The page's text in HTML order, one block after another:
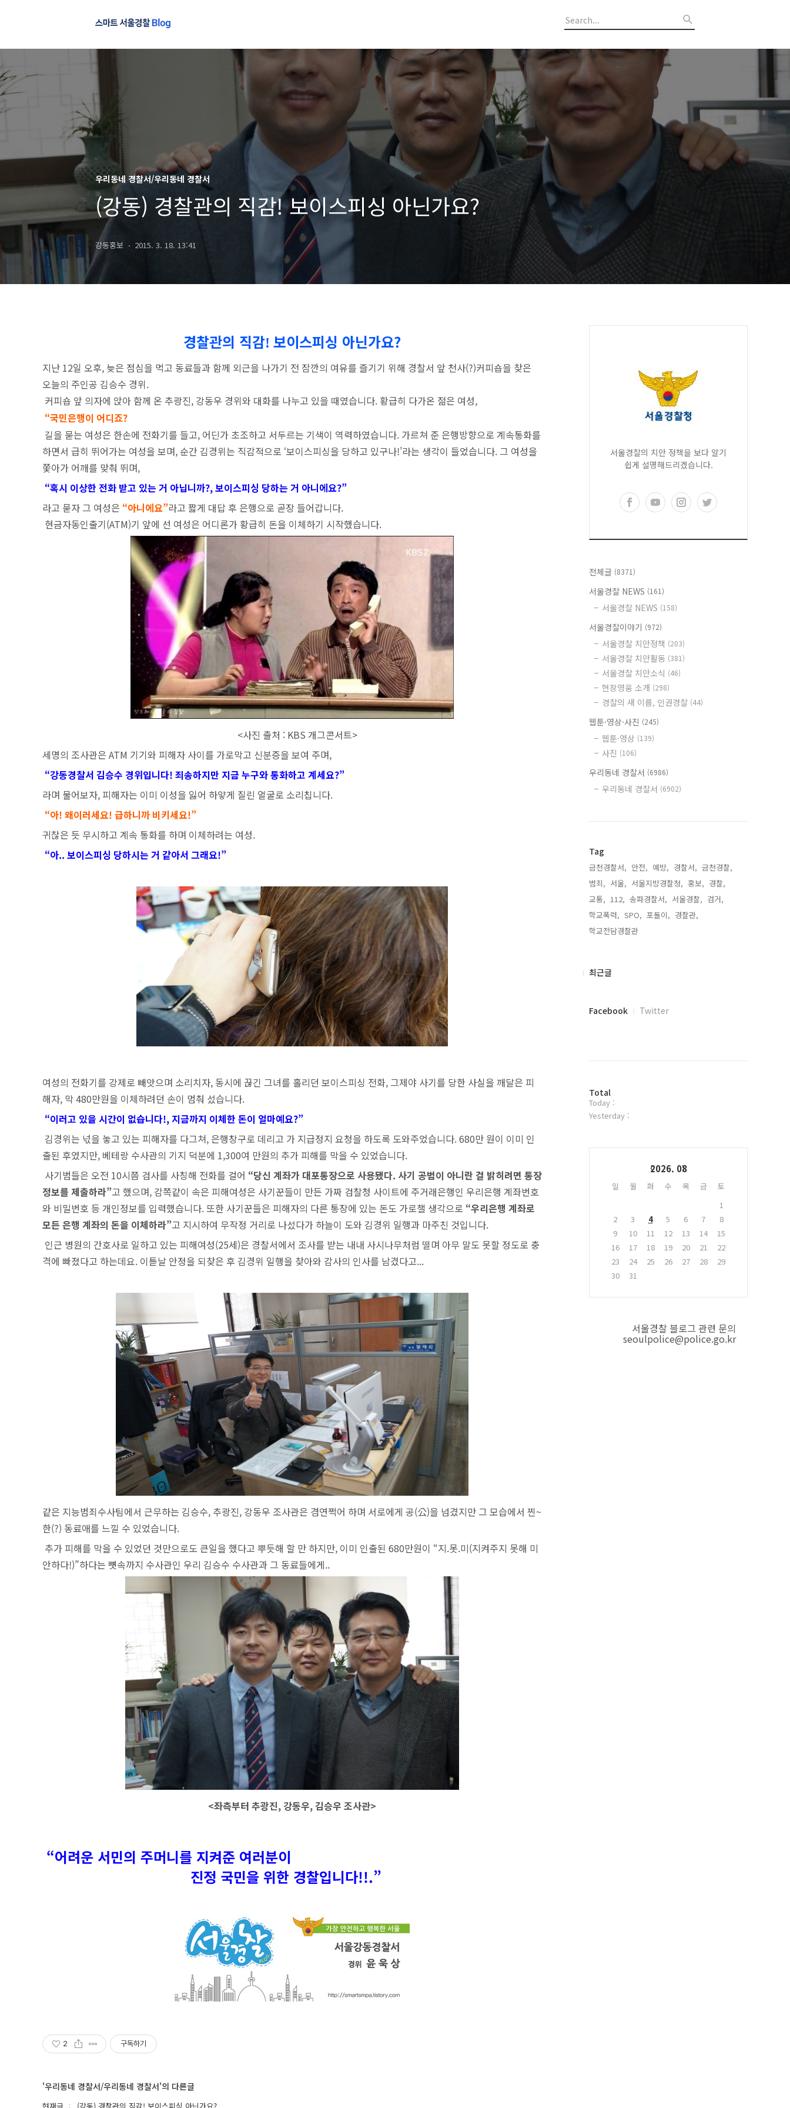
우리동네 경찰서/우리동네 경찰서
(강동) 경찰관의 직감! 보이스피싱 아닌가요?
강동홍보 2015. 3. 18. 13:41
경찰관의 직감! 보이스피싱 아닌가요?
지난 12일 오후, 늦은 점심을 먹고 동료들과 함께 외근을 나가기 전 잠깐의 여유를 즐기기 위해 경찰서 앞 천사(?)커피숍을 찾은
오늘의 주인공 김승수 경위.
커피숍 앞 의자에 앉아 함께 온 추광진, 강동우 경위와 대화를 나누고 있을 때였습니다. 황급히 다가온 젊은 여성,
“국민은행이 어디죠?
길을 묻는 여성은 한손에 전화기를 들고, 어딘가 초조하고 서두르는 기색이 역력하였습니다. 가르쳐 준 은행방향으로 계속통화를
하면서 급히 뛰어가는 여성을 보며, 순간 김경위는 직감적으로 ‘보이스피싱을 당하고 있구나!’라는 생각이 들었습니다. 그 여성을
쫓아가 어깨를 맞춰 뛰며,
“혹시 이상한 전화 받고 있는 거 아닙니까?, 보이스피싱 당하는 거 아니에요?”
라고 묻자 그 여성은 “아니에요”라고 짧게 대답 후 은행으로 곧장 들어갑니다.
현금자동인출기(ATM)기 앞에 선 여성은 어디론가 황급히 돈을 이체하기 시작했습니다.
<사진 출처 : KBS 개그콘서트>
세명의 조사관은 ATM 기기와 피해자 사이를 가로막고 신분증을 보여 주며,
“강동경찰서 김승수 경위입니다! 죄송하지만 지금 누구와 통화하고 계세요?”
라며 물어보자, 피해자는 이미 이성을 잃어 하얗게 질린 얼굴로 소리칩니다.
“아! 왜이러세요! 급하니까 비키세요!”
귀찮은 듯 무시하고 계속 통화를 하며 이체하려는 여성.
“아.. 보이스피싱 당하시는 거 같아서 그래요!”
여성의 전화기를 강제로 빼앗으며 소리치자, 동시에 끊긴 그녀를 홀리던 보이스피싱 전화, 그제야 사기를 당한 사실을 깨달은 피
해자, 막 480만원을 이체하려던 손이 멈춰 섰습니다.
“이러고 있을 시간이 없습니다!, 지금까지 이체한 돈이 얼마예요?”
김경위는 넋을 놓고 있는 피해자를 다그쳐, 은행창구로 데리고 가 지급정지 요청을 하도록 도와주었습니다. 680만 원이 이미 인
출된 후였지만, 베테랑 수사관의 기지 덕분에 1,300여 만원의 추가 피해를 막을 수 있었습니다.
사기범들은 오전 10시쯤 검사를 사칭해 전화를 걸어 “당신 계좌가 대포통장으로 사용됐다. 사기 공범이 아니란 걸 밝히려면 통장
정보를 제출하라”고 했으며, 감쪽같이 속은 피해여성은 사기꾼들이 만든 가짜 검찰청 사이트에 주거래은행인 우리은행 계좌번호
와 비밀번호 등 개인정보를 입력했습니다. 또한 사기꾼들은 피해자의 다른 통장에 있는 돈도 가로챌 생각으로 “우리은행 계좌로
모든 은행 계좌의 돈을 이체하라”고 지시하여 무작정 거리로 나섰다가 하늘이 도와 김경위 일행과 마주친 것입니다.
인근 병원의 간호사로 일하고 있는 피해여성(25세)은 경찰서에서 조사를 받는 내내 사시나무처럼 떨며 아무 말도 못할 정도로 충
격에 빠졌다고 하는데요. 이튿날 안정을 되찾은 후 김경위 일행을 찾아와 감사의 인사를 남겼다고...
같은 지능범죄수사팀에서 근무하는 김승수, 추광진, 강동우 조사관은 겸연쩍어 하며 서로에게 공(公)을 넘겼지만 그 모습에서 찐~
한(?) 동료애를 느낄 수 있었습니다.
추가 피해를 막을 수 있었던 것만으로도 큰일을 했다고 뿌듯해 할 만 하지만, 이미 인출된 680만원이 “지.못.미(지켜주지 못해 미
안하다!)”하다는 뼛속까지 수사관인 우리 김승수 수사관과 그 동료들에게..
<좌측부터 추광진, 강동우, 김승우 조사관>
“어려운 서민의 주머니를 지켜준 여러분이
진정 국민을 위한 경찰입니다!!.”
2 구독하기
'우리동네 경찰서/우리동네 경찰서'의 다른글
서울경찰의 치안 정책을 보다 알기
쉽게 설명해드리겠습니다.
전체글 (8371)
서울경찰 NEWS (161)
서울경찰 NEWS (158)
서울경찰이야기 (972)
서울경찰 치안정책 (203)
서울경찰 치안활동 (381)
서울경찰 치안소식 (46)
현장영웅 소개 (298)
경찰의 새 이름, 인권경찰 (44)
웹툰·영상·사진 (245)
웹툰·영상 (139)
사진 (106)
우리동네 경찰서 (6986)
우리동네 경찰서 (6902)
Tag
금천경찰서, 안전, 예방, 경찰서, 금천경찰,
범죄, 서울, 서울지방경찰청, 홍보, 경찰,
교통, 112, 송파경찰서, 서울경찰, 검거,
학교폭력, SPO, 포돌이, 경찰관,
학교전담경찰관,
최
최근글
페
플
러
그
Facebook Twitter
방
문
자
Total
Today :
Yesterday :
2026. 08
일 월 화 수 목 금
토
1
2
3 4 5 6 7
8
9
10 11 12 13 14
15
16
17 18 19 20 21
22
23
24 25 26 27 28
29
30
31
서울경찰 블로그 관련 문의
seoulpolice@police.go.kr